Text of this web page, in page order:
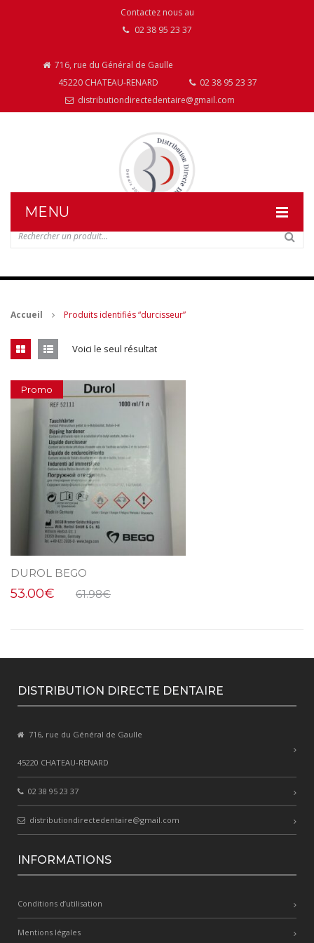
Contactez nous au
02 38 95 23 37
716, rue du Général de Gaulle
45220 CHATEAU-RENARD
02 38 95 23 37
distributiondirectedentaire@gmail.com
MENU
NOS PRODUITS
MES ACHATS
Mon Panier
Mon compte
Accueil Produits identifiés “durcisseur”
Voici le seul résultat
Promo
DUROL BEGO
53.00€ 61.98€
DISTRIBUTION DIRECTE DENTAIRE
716, rue du Général de Gaulle
45220 CHATEAU-RENARD
02 38 95 23 37
distributiondirectedentaire@gmail.com
INFORMATIONS
Conditions d’utilisation
Mentions légales